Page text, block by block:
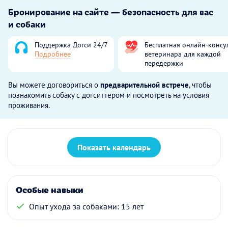
Бронирование на сайте — безопасность для вас
и собаки
Поддержка Догси 24/7
Подробнее
Бесплатная онлайн-
ветеринара для каждой
передержки
Вы можете договориться о предварительной встрече, чтобы
познакомить собаку с догситтером и посмотреть на условия
проживания.
Показать календарь
Особые навыки
Опыт ухода за собаками: 15 лет